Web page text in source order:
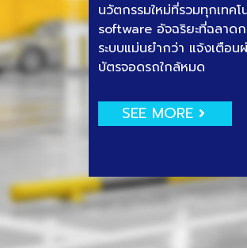
นวัตกรรมใหม่ที่รวมทุกเทค
software อัจฉริยะที่ฉลาด
ระบบแม่นยำกว่า แจ้งเตือ
บัตรจอดรถใกล้หมด
SEE MORE